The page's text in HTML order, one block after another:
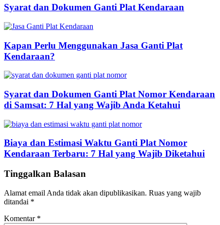
Syarat dan Dokumen Ganti Plat Kendaraan
Kapan Perlu Menggunakan Jasa Ganti Plat
Kendaraan?
Syarat dan Dokumen Ganti Plat Nomor Kendaraan
di Samsat: 7 Hal yang Wajib Anda Ketahui
Biaya dan Estimasi Waktu Ganti Plat Nomor
Kendaraan Terbaru: 7 Hal yang Wajib Diketahui
Tinggalkan Balasan
Alamat email Anda tidak akan dipublikasikan. Ruas yang wajib
ditandai *
Komentar *